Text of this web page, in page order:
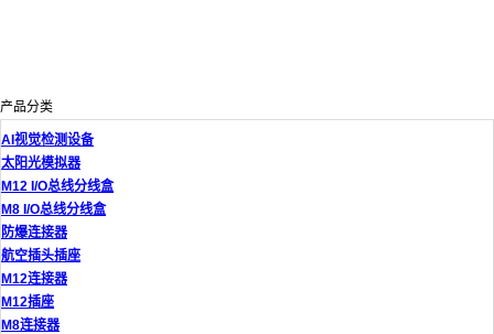
产品分类
AI视觉检测设备
太阳光模拟器
M12 I/O总线分线盒
M8 I/O总线分线盒
防爆连接器
航空插头插座
M12连接器
M12插座
M8连接器